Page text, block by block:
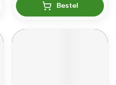
Bestel